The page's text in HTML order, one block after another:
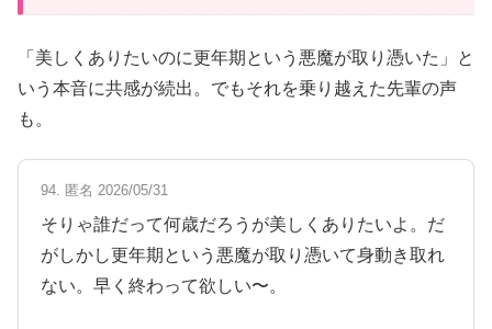
「美しくありたいのに更年期という悪魔が取り憑いた」と
いう本音に共感が続出。でもそれを乗り越えた先輩の声
も。
94. 匿名 2026/05/31
そりゃ誰だって何歳だろうが美しくありたいよ。だ
がしかし更年期という悪魔が取り憑いて身動き取れ
ない。早く終わって欲しい〜。